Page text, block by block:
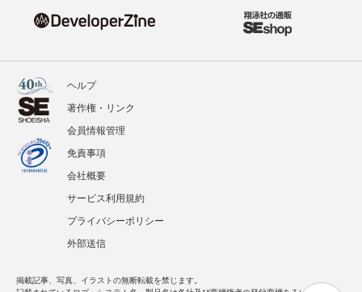
ヘルプ
著作権・リンク
会員情報管理
免責事項
会社概要
サービス利用規約
プライバシーポリシー
外部送信
掲載記事、写真、イラストの無断転載を禁じます。